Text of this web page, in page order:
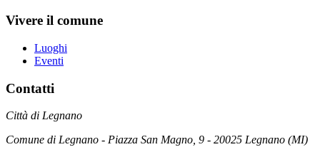
Vivere il comune
Luoghi
Eventi
Contatti
Città di Legnano
Comune di Legnano - Piazza San Magno, 9 - 20025 Legnano (MI)